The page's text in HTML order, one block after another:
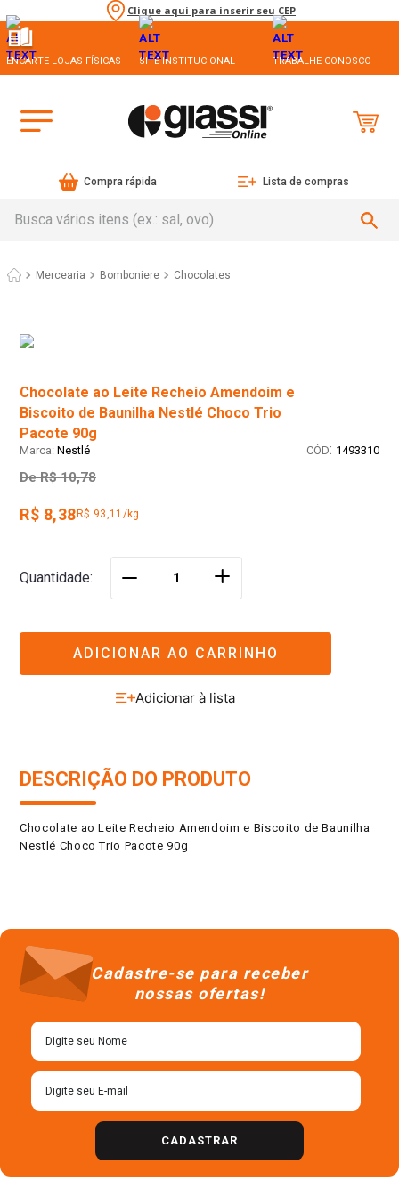
Clique aqui para inserir seu CEP
ENCARTE LOJAS FÍSICAS SITE INSTITUCIONAL TRABALHE CONOSCO
Compra rápida Lista de compras
Mercearia Bomboniere Chocolates
Chocolate ao Leite Recheio Amendoim e
Biscoito de Baunilha Nestlé Choco Trio
Pacote 90g
Nestlé : 1493310
De R$ 10,78
R$ 8,38 R$ 93,11/kg
Quantidade ＋
ADICIONAR AO CARRINHO
DESCRIÇÃO DO PRODUTO
Chocolate ao Leite Recheio Amendoim e Biscoito de Baunilha
Nestlé Choco Trio Pacote 90g
Cadastre-se para receber
nossas ofertas!
CADASTRAR